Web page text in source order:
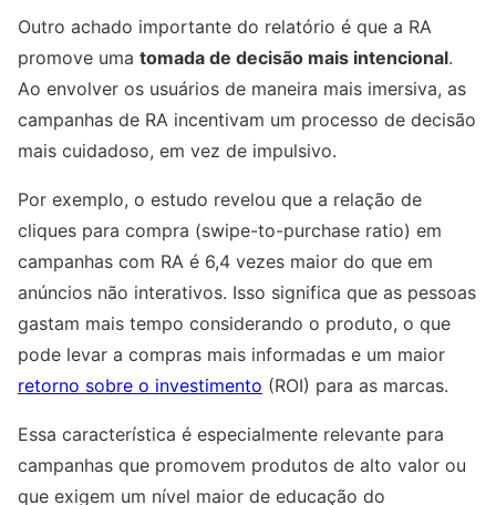
Outro achado importante do relatório é que a RA
promove uma tomada de decisão mais intencional.
Ao envolver os usuários de maneira mais imersiva, as
campanhas de RA incentivam um processo de decisão
mais cuidadoso, em vez de impulsivo.
Por exemplo, o estudo revelou que a relação de
cliques para compra (swipe-to-purchase ratio) em
campanhas com RA é 6,4 vezes maior do que em
anúncios não interativos. Isso significa que as pessoas
gastam mais tempo considerando o produto, o que
pode levar a compras mais informadas e um maior
retorno sobre o investimento (ROI) para as marcas.
Essa característica é especialmente relevante para
campanhas que promovem produtos de alto valor ou
que exigem um nível maior de educação do